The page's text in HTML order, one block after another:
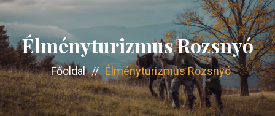
Élményturizmus Rozsnyó
Főoldal // Élményturizmus Rozsnyó